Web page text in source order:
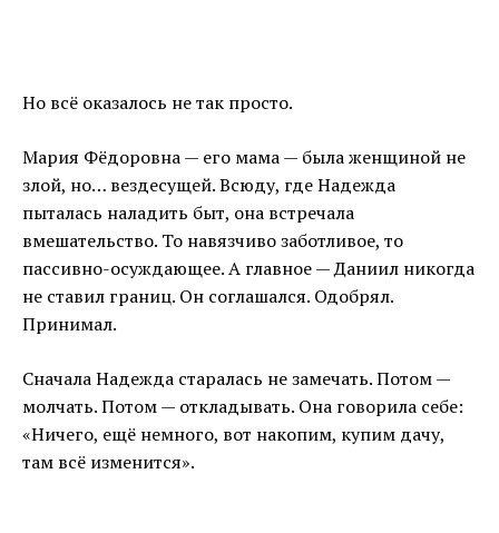
Но всё оказалось не так просто.
Мария Фёдоровна — его мама — была женщиной не
злой, но… вездесущей. Всюду, где Надежда
пыталась наладить быт, она встречала
вмешательство. То навязчиво заботливое, то
пассивно-осуждающее. А главное — Даниил никогда
не ставил границ. Он соглашался. Одобрял.
Принимал.
Сначала Надежда старалась не замечать. Потом —
молчать. Потом — откладывать. Она говорила себе:
«Ничего, ещё немного, вот накопим, купим дачу,
там всё изменится».